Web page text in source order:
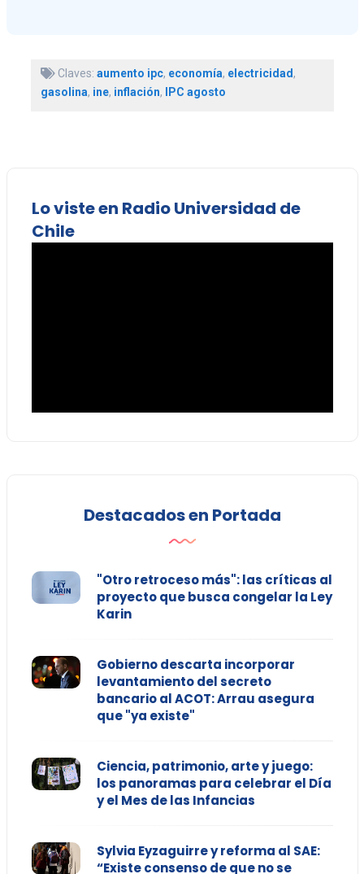
Claves: aumento ipc, economía, electricidad ,
gasolina, ine, inflación, IPC agosto
Lo viste en Radio Universidad de
Chile
Destacados en Portada
"Otro retroceso más": las críticas al
proyecto que busca congelar la Ley
Karin
Gobierno descarta incorporar
levantamiento del secreto
bancario al ACOT: Arrau asegura
que "ya existe"
Ciencia, patrimonio, arte y juego:
los panoramas para celebrar el Día
y el Mes de las Infancias
Sylvia Eyzaguirre y reforma al SAE:
“Existe consenso de que no se